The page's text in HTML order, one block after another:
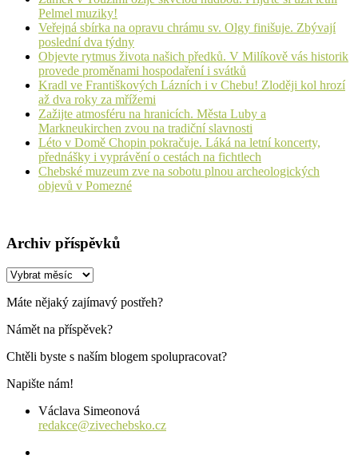
Pelmel muziky!
Veřejná sbírka na opravu chrámu sv. Olgy finišuje. Zbývají
poslední dva týdny
Objevte rytmus života našich předků. V Milíkově vás historik
provede proměnami hospodaření i svátků
Kradl ve Františkových Lázních i v Chebu! Zloději kol hrozí
až dva roky za mřížemi
Zažijte atmosféru na hranicích. Města Luby a
Markneukirchen zvou na tradiční slavnosti
Léto v Domě Chopin pokračuje. Láká na letní koncerty,
přednášky i vyprávění o cestách na fichtlech
Chebské muzeum zve na sobotu plnou archeologických
objevů v Pomezné
Archiv příspěvků
Archiv
Máte nějaký zajímavý postřeh?
Námět na příspěvek?
Chtěli byste s naším blogem spolupracovat?
Napište nám!
Václava Simeonová
redakce@zivechebsko.cz